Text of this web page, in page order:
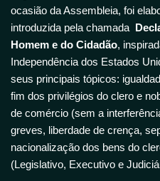
ocasião da Assembleia, foi
introduzida pela chamada
Homem e do Cidadão,
Independência dos Estados
seus principais tópicos:
fim dos privilégios do clero e
de comércio (sem a
greves, liberdade de crença,
nacionalização dos bens do
(Legislativo, Executivo e